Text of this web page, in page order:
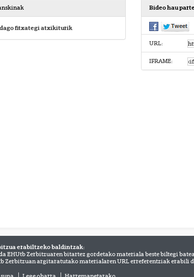
dago fitxategi atxikiturik
Bideo hau
URL:
IFRAME:
erabiltzeko baldintzak:
EHUtb Zerbitzuaren bitartez gordetako materiala beste biltegi
Zerbitzuan argitaratutako materialaren URL erreferentziak